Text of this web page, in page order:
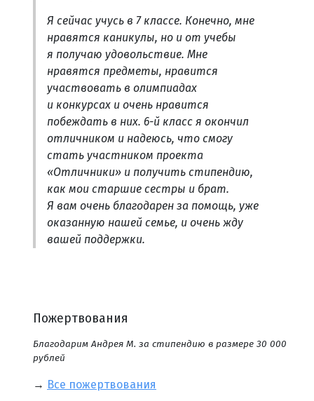
Я сейчас учусь в 7 классе. Конечно, мне
нравятся каникулы, но и от учебы
я получаю удовольствие. Мне
нравятся предметы, нравится
участвовать в олимпиадах
и конкурсах и очень нравится
побеждать в них. 6-й класс я окончил
отличником и надеюсь, что смогу
стать участником проекта
«Отличники» и получить стипендию,
как мои старшие сестры и брат.
Я вам очень благодарен за помощь, уже
оказанную нашей семье, и очень жду
вашей поддержки.
Пожертвования
Благодарим Андрея М. за стипендию в размере 30 000
рублей
→ Все пожертвования